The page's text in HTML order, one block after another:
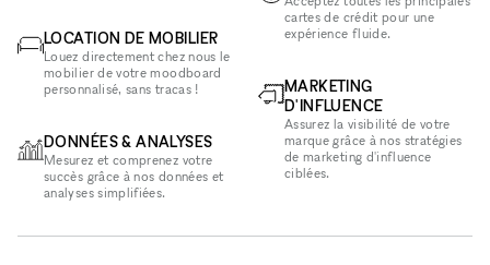
LOCATION DE MOBILIER
Louez directement chez nous le
mobilier de votre moodboard
personnalisé, sans tracas !
DONNÉES & ANALYSES
Mesurez et comprenez votre
succès grâce à nos données et
analyses simplifiées.
cartes de crédit pour une
expérience fluide.
MARKETING
D'INFLUENCE
Assurez la visibilité de votre
marque grâce à nos stratégies
de marketing d'influence
ciblées.